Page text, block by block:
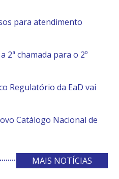
para atendimento
2ª chamada para o 2º
Regulatório da EaD vai
Catálogo Nacional de
MAIS NOTÍCIAS